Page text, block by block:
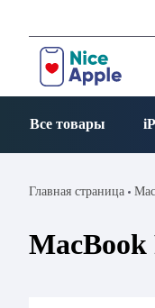
Все товары
Главная страница
MacBook